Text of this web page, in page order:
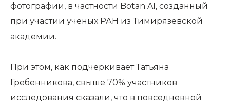
фотографии, в частности Botan AI, созданный
при участии ученых РАН из Тимирязевской
академии.
При этом, как подчеркивает Татьяна
Гребенникова, свыше 70% участников
исследования сказали, что в повседневной